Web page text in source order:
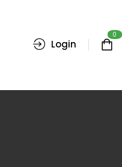
Login
0